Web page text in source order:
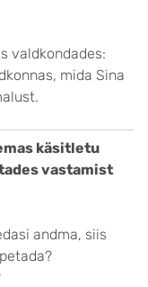
valdkondades:
mida Sina
käsitletu
vastamist
andma, siis